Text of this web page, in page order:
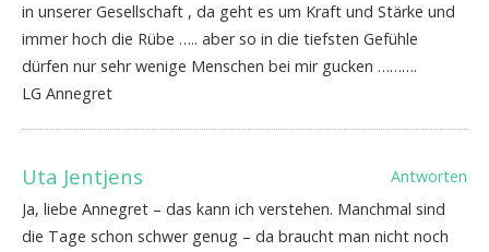
in unserer Gesellschaft , da geht es um Kraft und Stärke und
immer hoch die Rübe ….. aber so in die tiefsten Gefühle
dürfen nur sehr wenige Menschen bei mir gucken ……….
LG Annegret
Uta Jentjens
Antworten
Ja, liebe Annegret – das kann ich verstehen. Manchmal sind
die Tage schon schwer genug – da braucht man nicht noch